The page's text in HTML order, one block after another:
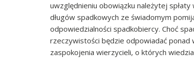
uwzględnieniu obowiązku należytej spłaty
długów spadkowych ze świadomym
odpowiedzialności spadkobiercy. Choć
rzeczywistości będzie odpowiadać
zaspokojenia wierzycieli, o których